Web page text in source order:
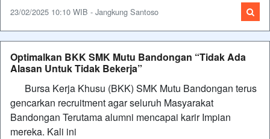
23/02/2025 10:10 WIB - Jangkung Santoso
Optimalkan BKK SMK Mutu Bandongan “Tidak Ada
Alasan Untuk Tidak Bekerja”
Bursa Kerja Khusu (BKK) SMK Mutu Bandongan terus
gencarkan recruitment agar seluruh Masyarakat
Bandongan Terutama alumni mencapai karir Impian
mereka. Kali ini